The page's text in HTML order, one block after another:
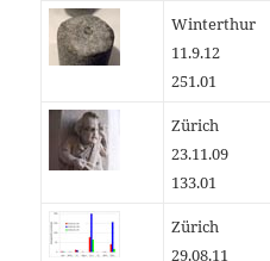
Winterthur
11.9.12
251.01
Zürich
23.11.09
133.01
Zürich
29.08.11